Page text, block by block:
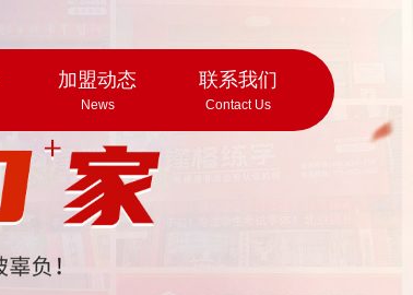
加盟动态
News
联系我们
Contact Us